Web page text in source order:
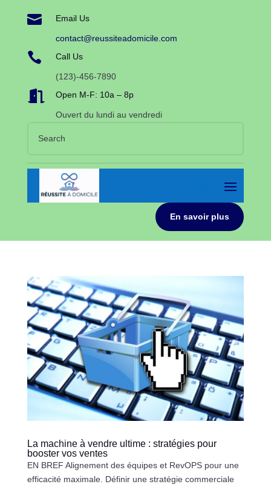
 Email Us
contact@reussiteadomicile.com
 Call Us
(123)-456-7890
 Open M-F: 10a – 8p
Ouvert du lundi au vendredi
En savoir plus
La machine à vendre ultime : stratégies pour
booster vos ventes
EN BREF Alignement des équipes et RevOPS pour une
efficacité maximale. Définir une stratégie commerciale